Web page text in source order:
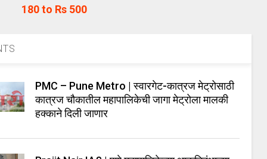
180 to Rs 500
PMC – Pune Metro | स्वारगेट-कात्रज मेट्रोसाठी
कात्रज चौकातील महापालिकेची जागा मेट्रोला मालकी
हक्काने दिली जाणार